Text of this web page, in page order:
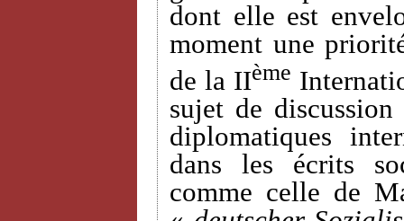
dont elle est
moment une
de la IIème
sujet de
diplomatiques
dans les écrits
comme celle de